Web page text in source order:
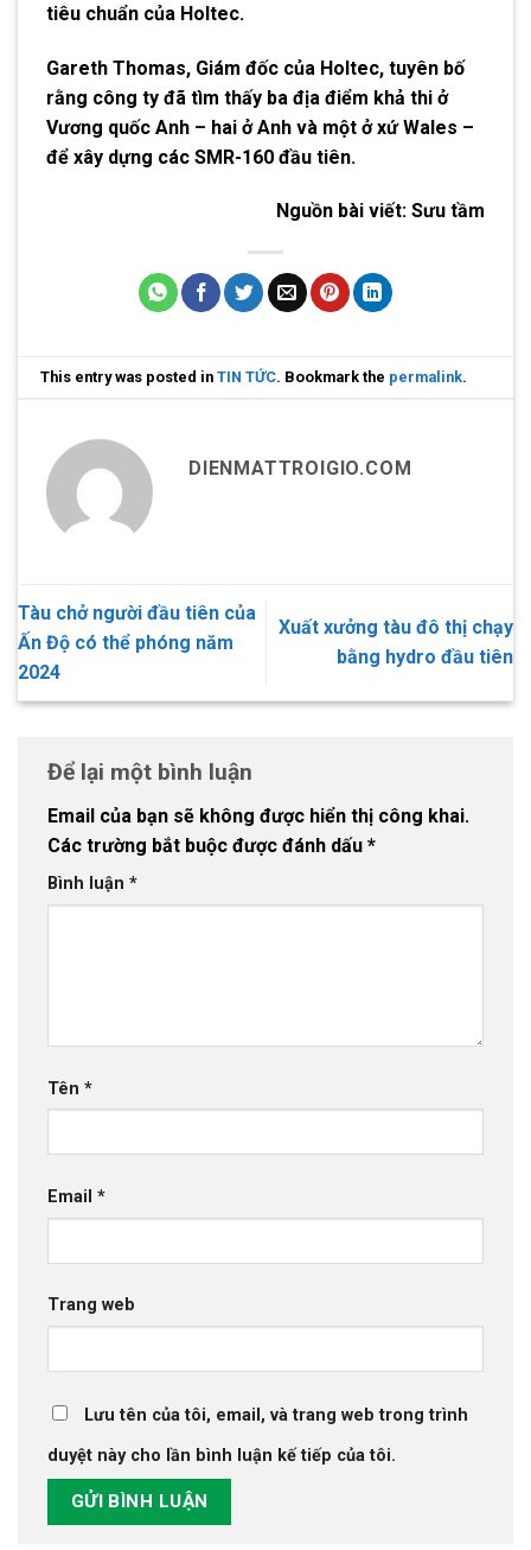
tiêu chuẩn của Holtec.
Gareth Thomas, Giám đốc của Holtec, tuyên bố
rằng công ty đã tìm thấy ba địa điểm khả thi ở
Vương quốc Anh – hai ở Anh và một ở xứ Wales –
để xây dựng các SMR-160 đầu tiên.
Nguồn bài viết: Sưu tầm
This entry was posted inTIN TỨC. Bookmark the permalink.
DIENMATTROIGIO.COM
Tàu chở người đầu tiên của
Ấn Độ có thể phóng năm
2024
Xuất xưởng tàu đô thị chạy
bằng hydro đầu tiên
Để lại một bình luận
Email của bạn sẽ không được hiển thị công khai.
Các trường bắt buộc được đánh dấu *
Bình luận *
Tên *
Email *
Trang web
Lưu tên của tôi, email, và trang web trong trình
duyệt này cho lần bình luận kế tiếp của tôi.